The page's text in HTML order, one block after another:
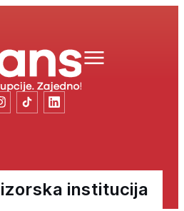
institucija